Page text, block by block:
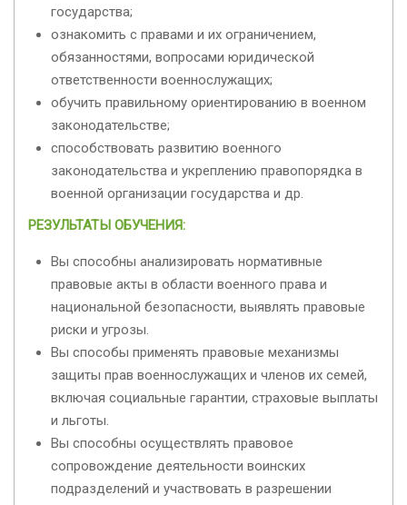
государства;
ознакомить с правами и их ограничением,
обязанностями, вопросами юридической
ответственности военнослужащих;
обучить правильному ориентированию в военном
законодательстве;
способствовать развитию военного
законодательства и укреплению правопорядка в
военной организации государства и др.
РЕЗУЛЬТАТЫ ОБУЧЕНИЯ:
Вы способны анализировать нормативные
правовые акты в области военного права и
национальной безопасности, выявлять правовые
риски и угрозы.
Вы способы применять правовые механизмы
защиты прав военнослужащих и членов их семей,
включая социальные гарантии, страховые выплаты
и льготы.
Вы способны осуществлять правовое
сопровождение деятельности воинских
подразделений и участвовать в разрешении